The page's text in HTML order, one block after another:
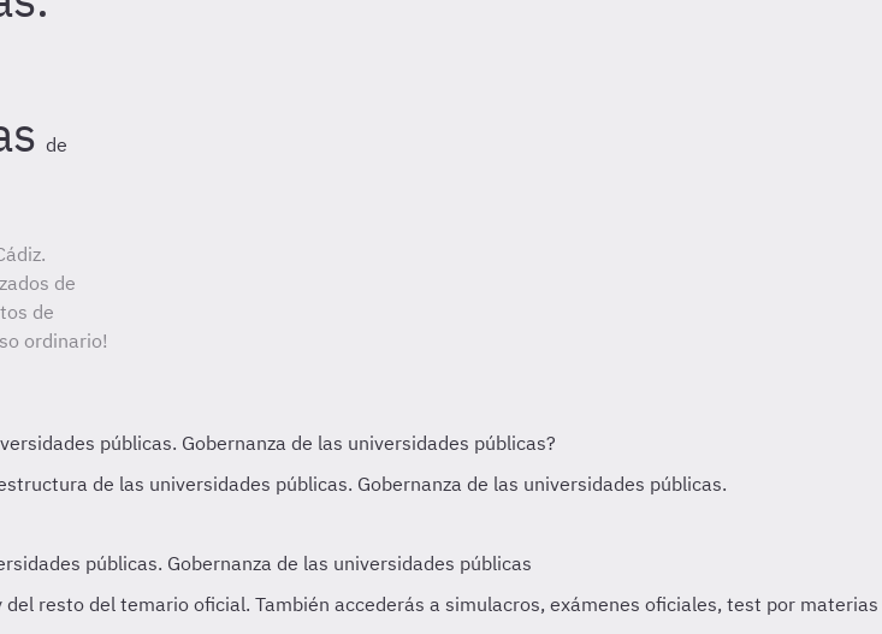
de
de
de
ordinario!